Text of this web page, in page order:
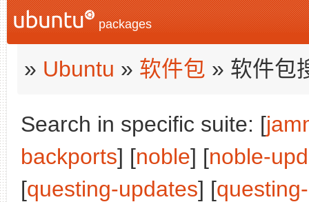
packages
» Ubuntu » 软件包 » 软件包
Search in specific suite: [
backports] [noble] [noble-
[questing-updates] [